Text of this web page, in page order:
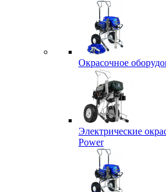
Окрасочное
Электрические
Power